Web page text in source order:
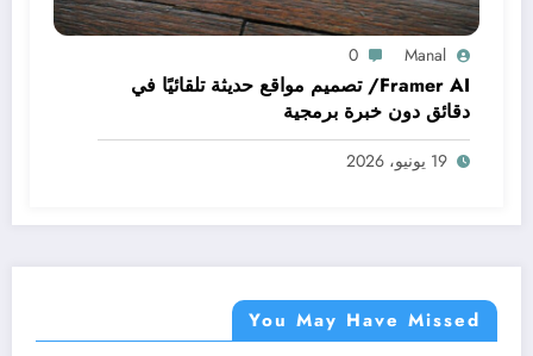
Manal
0
Framer AI/ تصميم مواقع حديثة تلقائيًا في
دقائق دون خبرة برمجية
19 يونيو، 2026
You May Have Missed